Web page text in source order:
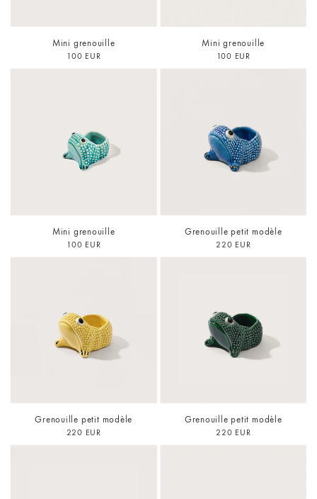
Mini grenouille
100 EUR
Mini grenouille
100 EUR
Mini grenouille
100 EUR
Grenouille petit modèle
220 EUR
Grenouille petit modèle
220 EUR
Grenouille petit modèle
220 EUR